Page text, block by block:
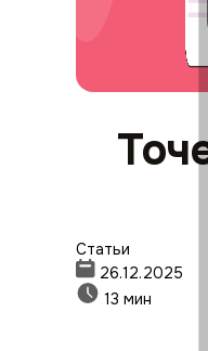
Статьи
26.12.2025
13 мин